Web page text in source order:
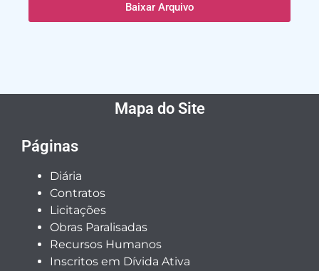
Baixar Arquivo
Mapa do Site
Páginas
Diária
Contratos
Licitações
Obras Paralisadas
Recursos Humanos
Inscritos em Dívida Ativa